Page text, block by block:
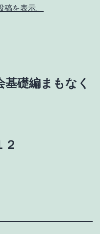
を表示。
基礎編まもなく